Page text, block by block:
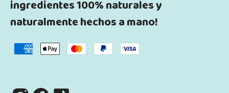
ingredientes 100% naturales y
naturalmente hechos a mano!